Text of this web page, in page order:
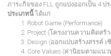
ภาระกิจของ FLL ถูกแบ่งออกเป็น 4 ป
ประเภทนี้ได้แก่
Robot Game (Performance)
Project (โครงงานความคิดสร้
Design (ออกแบ่บสร้างสรรค์
Core Values (ค่านิยมตามแนว